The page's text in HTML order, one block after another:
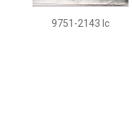
9751-2143 Ic